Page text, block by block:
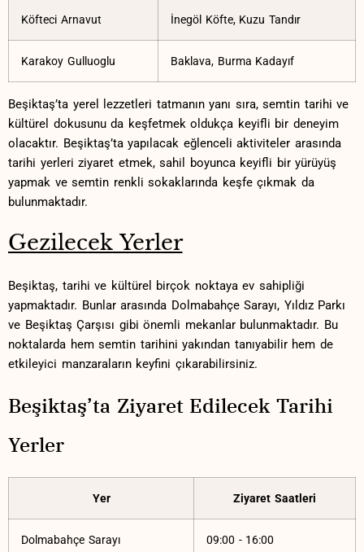
Köfteci Arnavut İnegöl Köfte, Kuzu Tandır
Karakoy Gulluoglu Baklava,​ Burma Kadayıf
Beşiktaş’ta⁢ yerel⁣ lezzetleri tatmanın yanı sıra,⁢ semtin tarihi ​ve
kültürel dokusunu da keşfetmek ⁤oldukça ​keyifli bir deneyim
olacaktır. ⁤Beşiktaş’ta yapılacak eğlenceli aktiviteler arasında
tarihi⁢ yerleri ziyaret​ etmek, sahil boyunca‌ keyifli ​bir ​yürüyüş
yapmak ve ‌semtin​ renkli​ sokaklarında ‌keşfe ⁢çıkmak⁢ da
⁢bulunmaktadır.
Gezilecek⁤ Yerler
Beşiktaş, tarihi ve kültürel birçok⁢ noktaya ev sahipliği
yapmaktadır. Bunlar arasında ‍Dolmabahçe Sarayı, Yıldız ‌Parkı
ve Beşiktaş Çarşısı gibi⁣ önemli mekanlar bulunmaktadır.‍ Bu⁢
noktalarda⁣ hem semtin ⁣tarihini yakından ⁣tanıyabilir hem⁤ de
etkileyici ⁤manzaraların keyfini ⁤çıkarabilirsiniz.
Beşiktaş’ta Ziyaret Edilecek⁤ Tarihi
⁢Yerler
Yer Ziyaret Saatleri
Dolmabahçe Sarayı 09:00 ‌- 16:00